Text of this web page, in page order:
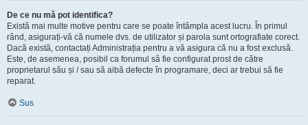
De ce nu mă pot identifica?
Există mai multe motive pentru care se poate întâmpla acest lucru. În primul
rând, asigurați-vă că numele dvs. de utilizator și parola sunt ortografiate corect.
Dacă există, contactați Administrația pentru a vă asigura că nu a fost exclusă.
Este, de asemenea, posibil ca forumul să fie configurat prost de către
proprietarul său și / sau să aibă defecte în programare, deci ar trebui să fie
reparat.
Sus